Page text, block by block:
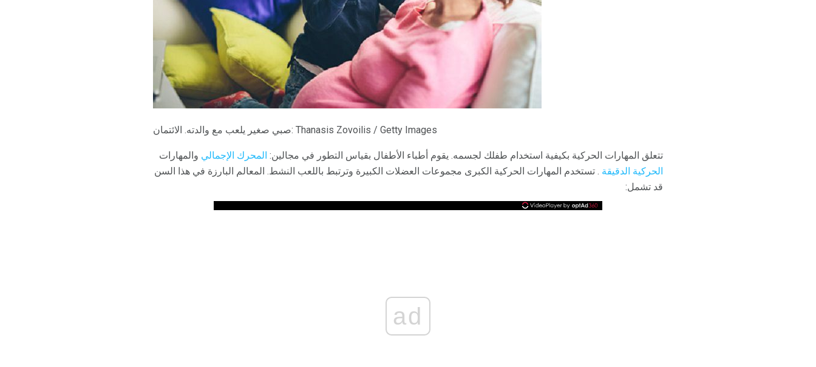
صبي صغير يلعب مع والدته. الائتمان: Thanasis Zovoilis / Getty Images
تتعلق المهارات الحركية بكيفية استخدام طفلك لجسمه. يقوم أطباء الأطفال بقياس التطور في مجالين: المحرك الإجمالي والمهارات
الحركية الدقيقة . تستخدم المهارات الحركية الكبرى مجموعات العضلات الكبيرة وترتبط باللعب النشط. المعالم البارزة في هذا السن
قد تشمل:
ad